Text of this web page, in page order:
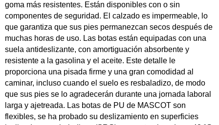
goma más resistentes. Están disponibles con o sin
componentes de seguridad. El calzado es impermeable, lo
que garantiza que sus pies permanezcan secos después de
muchas horas de uso. Las botas están equipadas con una
suela antideslizante, con amortiguación absorbente y
resistente a la gasolina y el aceite. Este detalle le
proporciona una pisada firme y una gran comodidad al
caminar, incluso cuando el suelo es resbaladizo, de modo
que sus pies se lo agradecerán durante una jornada laboral
larga y ajetreada. Las botas de PU de MASCOT son
flexibles, se ha probado su deslizamiento en superficies